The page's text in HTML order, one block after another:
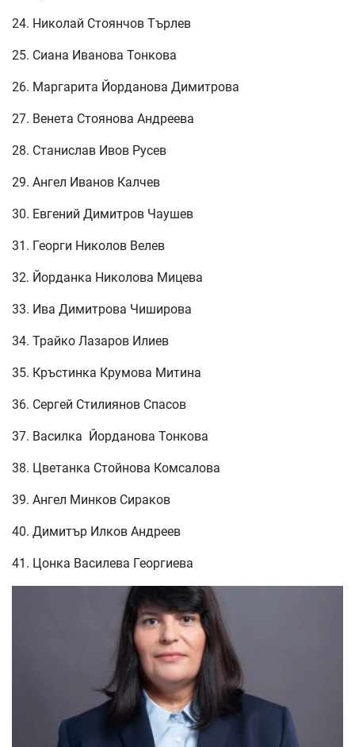
24. Николай Стоянчов Търлев
25. Сиана Иванова Тонкова
26. Маргарита Йорданова Димитрова
27. Венета Стоянова Андреева
28. Станислав Ивов Русев
29. Ангел Иванов Калчев
30. Евгений Димитров Чаушев
31. Георги Николов Велев
32. Йорданка Николова Мицева
33. Ива Димитрова Чиширова
34. Трайко Лазаров Илиев
35. Кръстинка Крумова Митина
36. Сергей Стилиянов Спасов
37. Василка Йорданова Тонкова
38. Цветанка Стойнова Комсалова
39. Ангел Минков Сираков
40. Димитър Илков Андреев
41. Цонка Василева Георгиева